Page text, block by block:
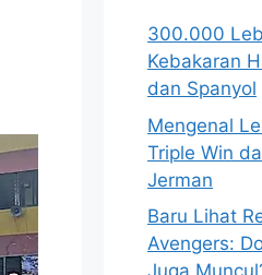
300.000
Kebakaran
dan Spanyol
Mengenal
Triple Win
Jerman
Baru Lihat
Avengers:
Juga